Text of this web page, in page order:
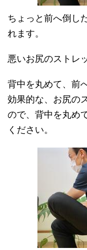
ちょっと前へ倒し
れます。
悪いお尻のストレ
背中を丸めて、前
効果的な、お尻の
ので、背中を丸め
ください。